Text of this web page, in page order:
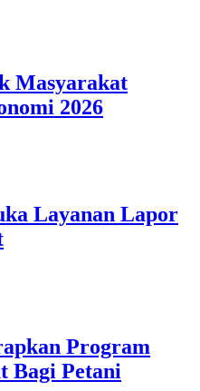
Masyarakat
2026
Layanan Lapor
Program
Bagi Petani